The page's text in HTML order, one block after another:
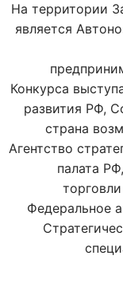
На территории
является
Конкурса
развития РФ,
страна
Агентство
палата
Федеральное